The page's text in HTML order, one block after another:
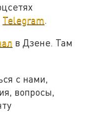
Telegram.
в Дзене. Там
с нами,
вопросы,